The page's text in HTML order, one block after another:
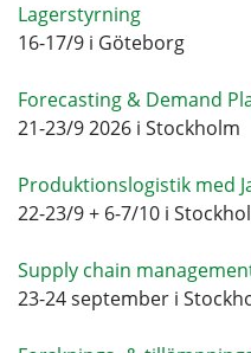
Lagerstyrning
16-17/9 i Göteborg
Forecasting & Demand
21-23/9 2026 i Stockholm
Produktionslogistik med
22-23/9 + 6-7/10 i
Supply chain
23-24 september i